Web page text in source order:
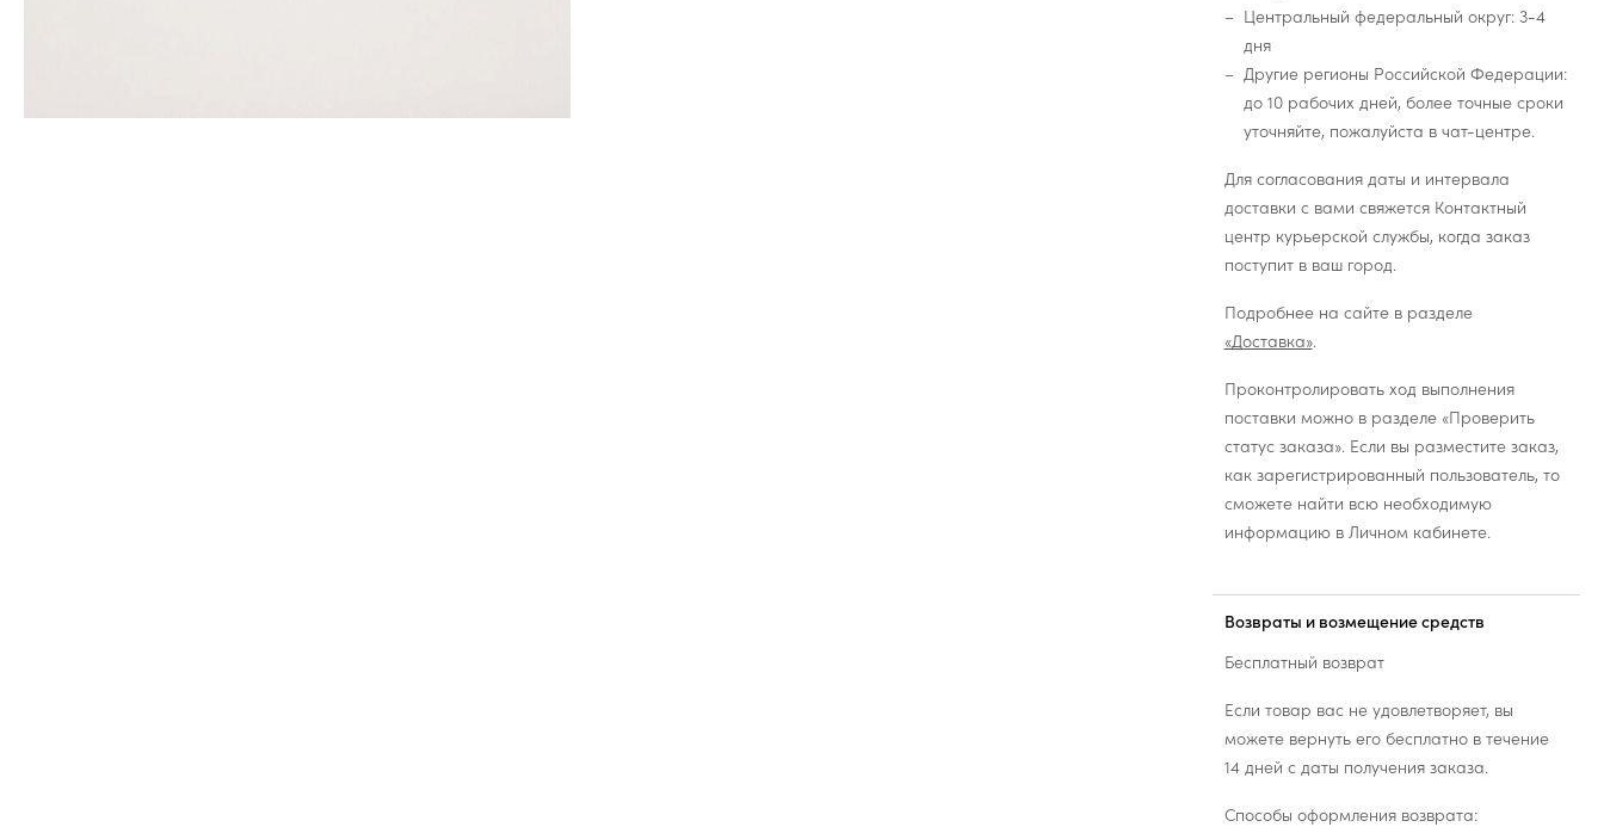
Центральный федеральный округ: 3-4
дня
Другие регионы Российской Федерации:
до 10 рабочих дней, более точные сроки
уточняйте, пожалуйста в чат-центре.
Для согласования даты и интервала
доставки с вами свяжется Контактный
центр курьерской службы, когда заказ
поступит в ваш город.
Подробнее на сайте в разделе
«Доставка».
Проконтролировать ход выполнения
поставки можно в разделе «Проверить
статус заказа». Если вы разместите заказ,
как зарегистрированный пользователь, то
сможете найти всю необходимую
информацию в Личном кабинете.
Возвраты и возмещение средств
Бесплатный возврат
Если товар вас не удовлетворяет, вы
можете вернуть его бесплатно в течение
14 дней с даты получения заказа.
Способы оформления возврата: